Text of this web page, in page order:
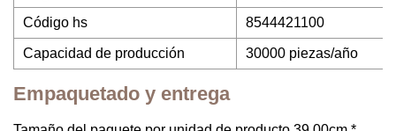
Código hs 8544421100
Capacidad de producción 30000 piezas/año
Empaquetado y entrega